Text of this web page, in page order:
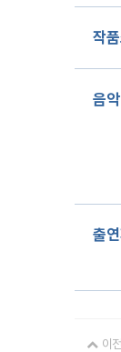
작
음악
출
이